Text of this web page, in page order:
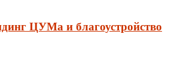
ЦУМа и благоустройство